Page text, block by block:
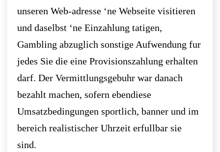
unseren Web-adresse ‘ne Webseite visitieren
und daselbst ‘ne Einzahlung tatigen,
Gambling abzuglich sonstige Aufwendung fur
jedes Sie die eine Provisionszahlung erhalten
darf. Der Vermittlungsgebuhr war danach
bezahlt machen, sofern ebendiese
Umsatzbedingungen sportlich, banner und im
bereich realistischer Uhrzeit erfullbar sie
sind.